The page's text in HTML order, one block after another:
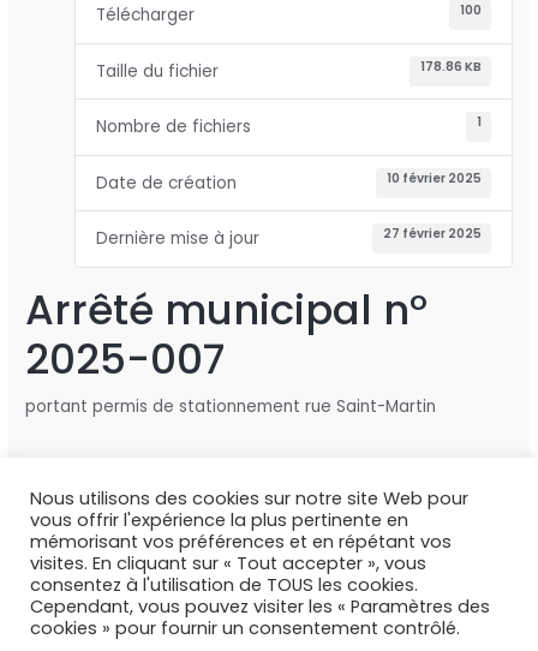
Télécharger 100
Taille du fichier 178.86 KB
Nombre de fichiers 1
Date de création 10 février 2025
Dernière mise à jour 27 février 2025
Arrêté municipal n°
2025-007
portant permis de stationnement rue Saint-Martin
Fichier précédent Fichier suivant
Copyright © 2026 Deux Rivières
Mentions légales
Nous utilisons des cookies sur notre site Web pour
vous offrir l'expérience la plus pertinente en
mémorisant vos préférences et en répétant vos
visites. En cliquant sur « Tout accepter », vous
consentez à l'utilisation de TOUS les cookies.
Cependant, vous pouvez visiter les « Paramètres des
cookies » pour fournir un consentement contrôlé.